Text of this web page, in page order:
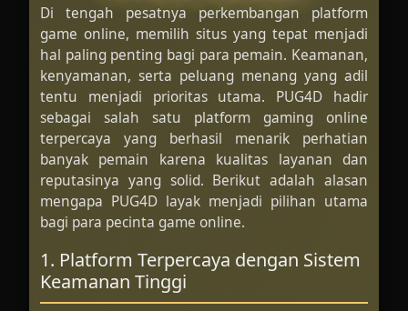
Di tengah pesatnya perkembangan platform
game online, memilih situs yang tepat menjadi
hal paling penting bagi para pemain. Keamanan,
kenyamanan, serta peluang menang yang adil
tentu menjadi prioritas utama. PUG4D hadir
sebagai salah satu platform gaming online
terpercaya yang berhasil menarik perhatian
banyak pemain karena kualitas layanan dan
reputasinya yang solid. Berikut adalah alasan
mengapa PUG4D layak menjadi pilihan utama
bagi para pecinta game online.
1. Platform Terpercaya dengan Sistem
Keamanan Tinggi